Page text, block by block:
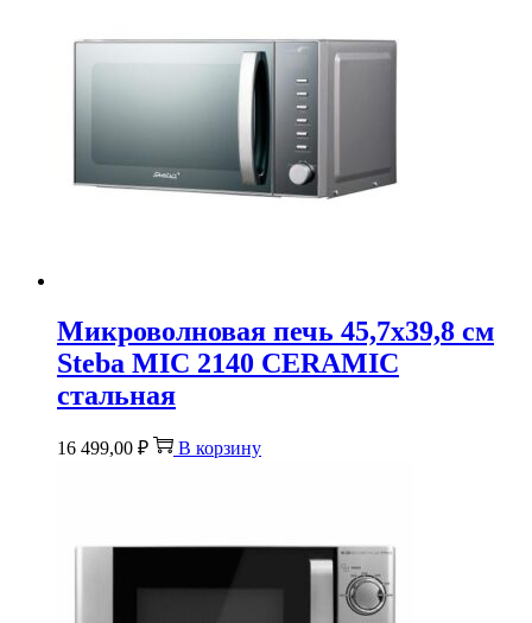
Микроволновая печь 45,7х39,8 см
Steba MIC 2140 CERAMIC
стальная
16 499,00 ₽ В корзину